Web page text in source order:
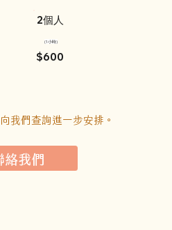
2個人
$600
(1小時)
我們查詢進一步安排。
絡我們